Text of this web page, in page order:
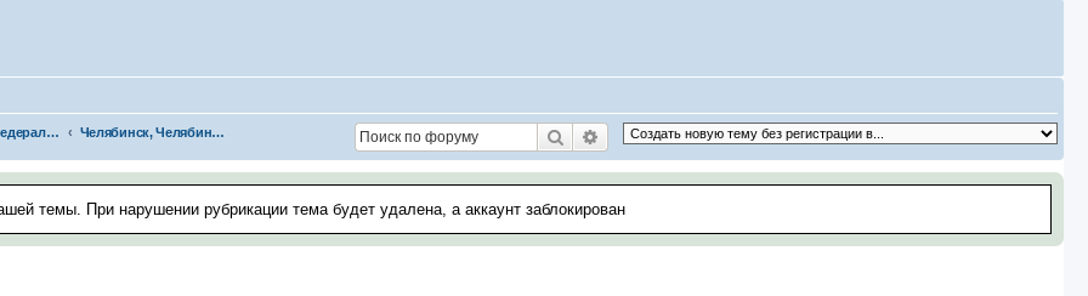
Уральский федеральный округ Челябинск, Челябинская область Поиск Расширенный поиск
темы. При нарушении рубрикации тема будет удалена, а аккаунт заблокирован